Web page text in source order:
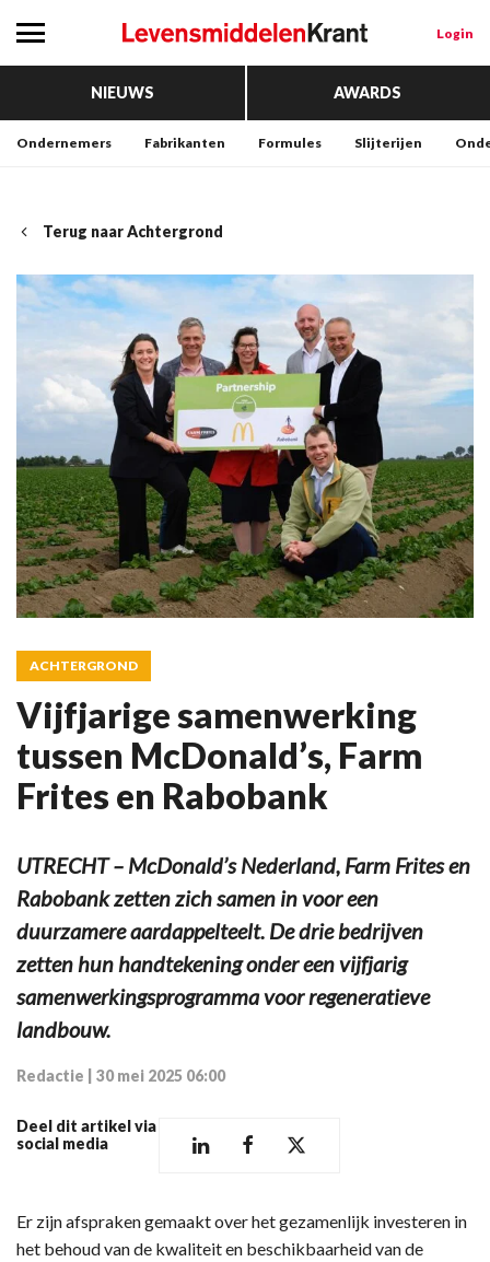
Login
NIEUWS AWARDS
Ondernemers Fabrikanten Formules Slijterijen
Terug naar Achtergrond
ACHTERGROND
Vijfjarige samenwerking
tussen McDonald’s, Farm
Frites en Rabobank
UTRECHT – McDonald’s Nederland, Farm Frites en
Rabobank zetten zich samen in voor een
duurzamere aardappelteelt. De drie bedrijven
zetten hun handtekening onder een vijfjarig
samenwerkingsprogramma voor regeneratieve
landbouw.
Redactie 30 mei 2025 06:00
Deel dit artikel via
social media
Er zijn afspraken gemaakt over het gezamenlijk investeren in
het behoud van de kwaliteit en beschikbaarheid van de